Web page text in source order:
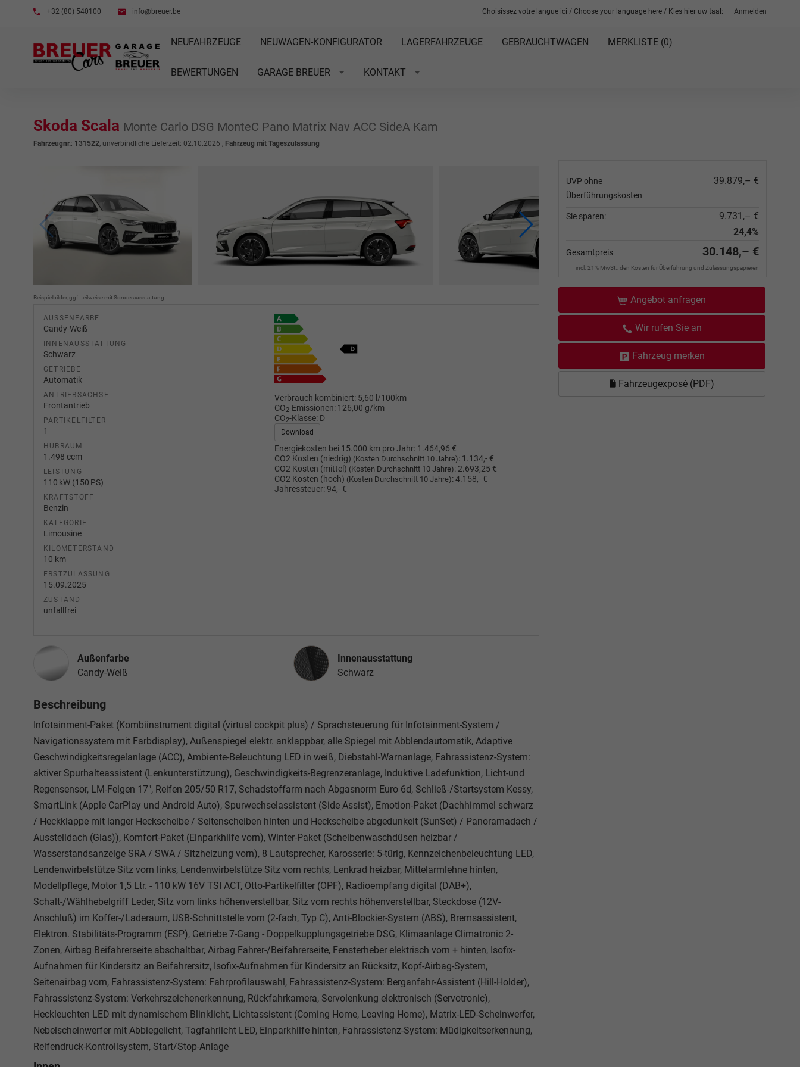
+32 (80) 540100 info@breuer.be Anmelden
Choisissez votre langue ici / Choose your language here / Kies hier uw taal:
NEUFAHRZEUGE NEUWAGEN-KONFIGURATOR LAGERFAHRZEUGE GEBRAUCHTWAGEN MERKLISTE (0)
BEWERTUNGEN GARAGE BREUER KONTAKT
Skoda Scala Monte Carlo DSG MonteC Pano Matrix Nav ACC SideA Kam
Fahrzeugnr.: 131522, unverbindliche Lieferzeit: 02.10.2026 , Fahrzeug mit Tageszulassung
UVP ohne
Überführungskosten
39.879,– €
Sie sparen:
9.731,– €
24,4%
Gesamtpreis 30.148,– €
incl. 21% MwSt., den Kosten für Überführung und Zulassungspapieren
Angebot anfragen
Wir rufen Sie an
Fahrzeug merken
Fahrzeugexposé (PDF)
Beispielbilder, ggf. teilweise mit Sonderausstattung
AUSSENFARBE
Candy-Weiß
INNENAUSSTATTUNG
Schwarz
GETRIEBE
Automatik
ANTRIEBSACHSE
Frontantrieb
PARTIKELFILTER
1
HUBRAUM
1.498 ccm
LEISTUNG
110 kW (150 PS)
KRAFTSTOFF
Benzin
KATEGORIE
Limousine
KILOMETERSTAND
10 km
ERSTZULASSUNG
15.09.2025
ZUSTAND
unfallfrei
Verbrauch kombiniert: 5,60 l/100km
CO2-Emissionen: 126,00 g/km
CO2-Klasse: D
Download
Energiekosten bei 15.000 km pro Jahr: 1.464,96 €
CO2 Kosten (niedrig) (Kosten Durchschnitt 10 Jahre): 1.134,- €
CO2 Kosten (mittel) (Kosten Durchschnitt 10 Jahre): 2.693,25 €
CO2 Kosten (hoch) (Kosten Durchschnitt 10 Jahre):4.158,- €
Jahressteuer: 94,- €
Außenfarbe
Candy-Weiß
Innenausstattung
Innenausstattung
Schwarz
Beschreibung
Infotainment-Paket (Kombiinstrument digital (virtual cockpit plus) / Sprachsteuerung für Infotainment-System /
Navigationssystem mit Farbdisplay), Außenspiegel elektr. anklappbar, alle Spiegel mit Abblendautomatik, Adaptive
Geschwindigkeitsregelanlage (ACC), Ambiente-Beleuchtung LED in weiß, Diebstahl-Warnanlage, Fahrassistenz-System:
aktiver Spurhalteassistent (Lenkunterstützung), Geschwindigkeits-Begrenzeranlage, Induktive Ladefunktion, Licht-und
Regensensor, LM-Felgen 17", Reifen 205/50 R17, Schadstoffarm nach Abgasnorm Euro 6d, Schließ-/Startsystem Kessy,
SmartLink (Apple CarPlay und Android Auto), Spurwechselassistent (Side Assist), Emotion-Paket (Dachhimmel schwarz
/ Heckklappe mit langer Heckscheibe / Seitenscheiben hinten und Heckscheibe abgedunkelt (SunSet) / Panoramadach /
Ausstelldach (Glas)), Komfort-Paket (Einparkhilfe vorn), Winter-Paket (Scheibenwaschdüsen heizbar /
Wasserstandsanzeige SRA / SWA / Sitzheizung vorn), 8 Lautsprecher, Karosserie: 5-türig, Kennzeichenbeleuchtung LED,
Lendenwirbelstütze Sitz vorn links, Lendenwirbelstütze Sitz vorn rechts, Lenkrad heizbar, Mittelarmlehne hinten,
Modellpflege, Motor 1,5 Ltr. - 110 kW 16V TSI ACT, Otto-Partikelfilter (OPF), Radioempfang digital (DAB+),
Schalt-/Wählhebelgriff Leder, Sitz vorn links höhenverstellbar, Sitz vorn rechts höhenverstellbar, Steckdose (12V-
Anschluß) im Koffer-/Laderaum, USB-Schnittstelle vorn (2-fach, Typ C), Anti-Blockier-System (ABS), Bremsassistent,
Elektron. Stabilitäts-Programm (ESP), Getriebe 7-Gang - Doppelkupplungsgetriebe DSG, Klimaanlage Climatronic 2-
Zonen, Airbag Beifahrerseite abschaltbar, Airbag Fahrer-/Beifahrerseite, Fensterheber elektrisch vorn + hinten, Isofix-
Aufnahmen für Kindersitz an Beifahrersitz, Isofix-Aufnahmen für Kindersitz an Rücksitz, Kopf-Airbag-System,
Seitenairbag vorn, Fahrassistenz-System: Fahrprofilauswahl, Fahrassistenz-System: Berganfahr-Assistent (Hill-Holder),
Fahrassistenz-System: Verkehrszeichenerkennung, Rückfahrkamera, Servolenkung elektronisch (Servotronic),
Heckleuchten LED mit dynamischem Blinklicht, Lichtassistent (Coming Home, Leaving Home), Matrix-LED-Scheinwerfer,
Nebelscheinwerfer mit Abbiegelicht, Tagfahrlicht LED, Einparkhilfe hinten, Fahrassistenz-System: Müdigkeitserkennung,
Reifendruck-Kontrollsystem, Start/Stop-Anlage